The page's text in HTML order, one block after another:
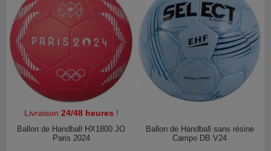
Livraison 24/48 heures !
Ballon de Handball HX1800 JO
Paris 2024
Ballon de Handball sans résine
Campo DB V24